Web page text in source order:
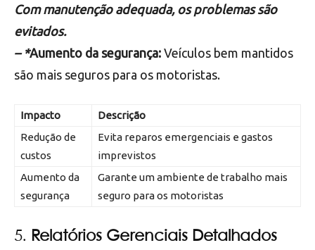
Com manutenção adequada, os problemas são
evitados.
– *Aumento da segurança: Veículos bem mantidos
são mais seguros para os motoristas.
Impacto
Descrição
Redução de
custos
Evita reparos emergenciais e gastos
imprevistos
Aumento da
segurança
Garante um ambiente de trabalho mais
seguro para os motoristas
5. Relatórios Gerenciais Detalhados